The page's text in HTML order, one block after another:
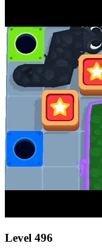
Level 496